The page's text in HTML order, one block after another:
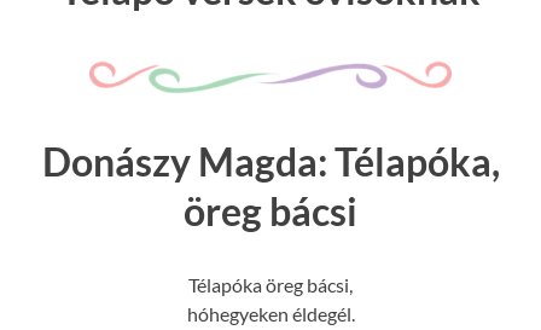
Donászy Magda: Télapóka,
öreg bácsi
Télapóka öreg bácsi,
hóhegyeken éldegél.